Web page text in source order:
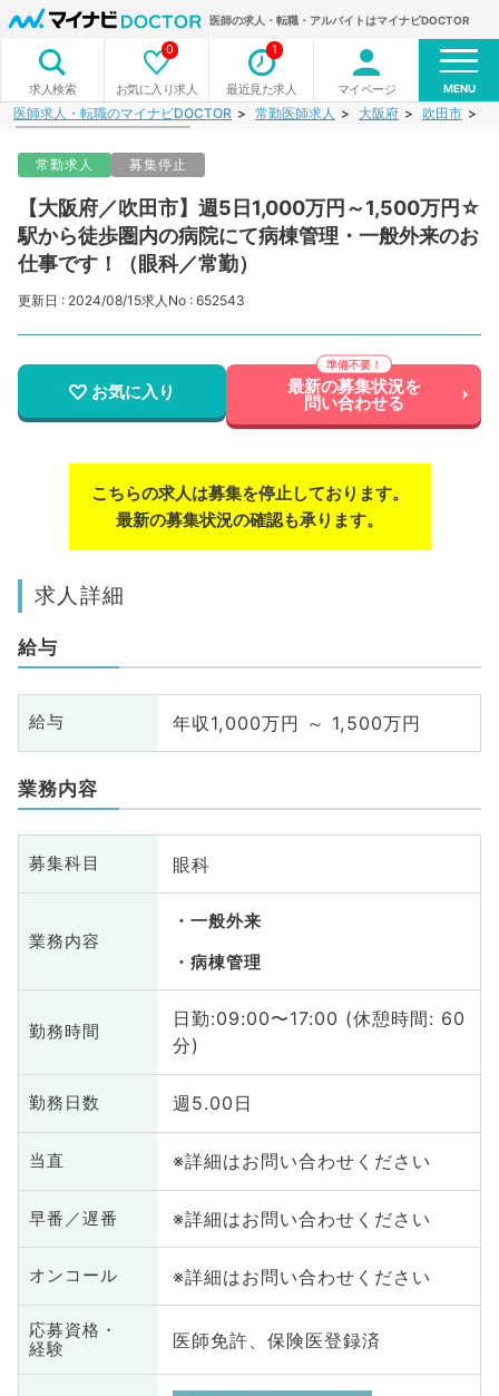
医師の求人・転職・アルバイトはマイナビDOCTOR
求人検索 お気に入り求人
0
最近見た求人
1
マイページ MENU
医師求人・転職のマイナビDOCTOR 常勤医師求人 大阪府 吹田市
常勤求人 募集停止
【大阪府／吹田市】週5日1,000万円～1,500万円☆
駅から徒歩圏内の病院にて病棟管理・一般外来のお
仕事です！（眼科／常勤）
更新日 : 2024/08/15求人No : 652543
お気に入り 最新の募集状況を
問い合わせる
こちらの求人は募集を停止しております。
最新の募集状況の確認も承ります。
求人詳細
給与
給与 年収1,000万円 ～ 1,500万円
業務内容
募集科目 眼科
業務内容
一般外来
病棟管理
勤務時間
日勤:09:00〜17:00 (休憩時間: 60
分)
勤務日数 週5.00日
当直 ※詳細はお問い合わせください
早番／遅番 ※詳細はお問い合わせください
オンコール ※詳細はお問い合わせください
応募資格・
経験
医師免許、保険医登録済